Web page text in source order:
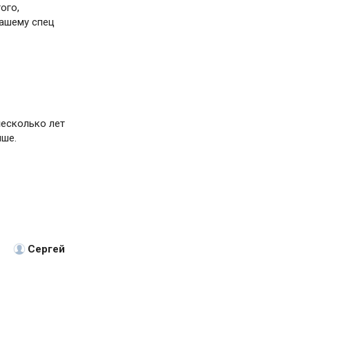
спец
лет
Сергей